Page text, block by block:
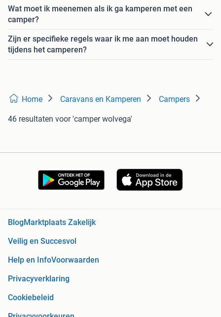
Wat moet ik meenemen als ik ga kamperen met een
camper?
Zijn er specifieke regels waar ik me aan moet houden
tijdens het camperen?
Home Caravans en Kamperen Campers
46 resultaten voor 'camper wolvega'
BlogMarktplaats Zakelijk
Veilig en Succesvol
Help en InfoVoorwaarden
Privacyverklaring
Cookiebeleid